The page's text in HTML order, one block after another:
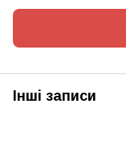
Інші записи